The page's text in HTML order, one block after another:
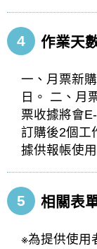
4 作業天
一、月票新
日。 二、月
票收據將會
訂購後2個工
據供報帳使用
5 相關表
※為提供使用